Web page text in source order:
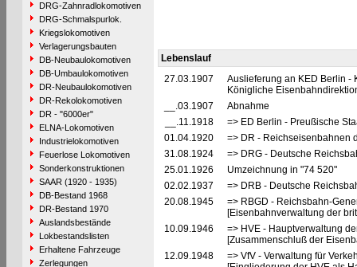
DRG-Zahnradlokomotiven
DRG-Schmalspurlok.
Kriegslokomotiven
Verlagerungsbauten
DB-Neubaulokomotiven
DB-Umbaulokomotiven
DR-Neubaulokomotiven
DR-Rekolokomotiven
DR - "6000er"
ELNA-Lokomotiven
Industrielokomotiven
Feuerlose Lokomotiven
Sonderkonstruktionen
SAAR (1920 - 1935)
DB-Bestand 1968
DR-Bestand 1970
Auslandsbestände
Lokbestandslisten
Erhaltene Fahrzeuge
Zerlegungen
Lebenslauf
27.03.1907
Auslieferung an KED Berlin -
Königliche
__.03.1907
Abnahme
__.11.1918
=> ED Berlin - Preußische
01.04.1920
=> DR - Reichseisenbahnen
31.08.1924
=> DRG - Deutsche
25.01.1926
Umzeichnung in "74 520"
02.02.1937
=> DRB - Deutsche
20.08.1945
=> RBGD - Reichsbahn-
[Eisenbahnverwaltung der
10.09.1946
=> HVE - Hauptverwaltung
[Zusammenschluß der
12.09.1948
=> VfV - Verwaltung für